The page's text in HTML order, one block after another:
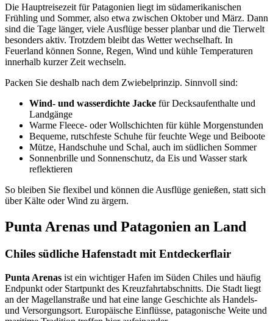
Die Hauptreisezeit für Patagonien liegt im südamerikanischen
Frühling und Sommer, also etwa zwischen Oktober und März. Dann
sind die Tage länger, viele Ausflüge besser planbar und die Tierwelt
besonders aktiv. Trotzdem bleibt das Wetter wechselhaft. In
Feuerland können Sonne, Regen, Wind und kühle Temperaturen
innerhalb kurzer Zeit wechseln.
Packen Sie deshalb nach dem Zwiebelprinzip. Sinnvoll sind:
Wind- und wasserdichte Jacke für Decksaufenthalte und
Landgänge
Warme Fleece- oder Wollschichten für kühle Morgenstunden
Bequeme, rutschfeste Schuhe für feuchte Wege und Beiboote
Mütze, Handschuhe und Schal, auch im südlichen Sommer
Sonnenbrille und Sonnenschutz, da Eis und Wasser stark
reflektieren
So bleiben Sie flexibel und können die Ausflüge genießen, statt sich
über Kälte oder Wind zu ärgern.
Punta Arenas und Patagonien an Land
Chiles südliche Hafenstadt mit Entdeckerflair
Punta Arenas ist ein wichtiger Hafen im Süden Chiles und häufig
Endpunkt oder Startpunkt des Kreuzfahrtabschnitts. Die Stadt liegt
an der Magellanstraße und hat eine lange Geschichte als Handels-
und Versorgungsort. Europäische Einflüsse, patagonische Weite und